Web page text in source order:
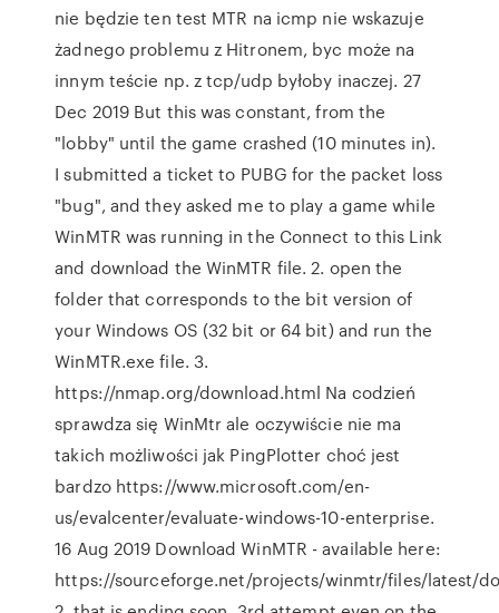
nie będzie ten test MTR na icmp nie wskazuje
żadnego problemu z Hitronem, byc może na
innym teście np. z tcp/udp byłoby inaczej. 27
Dec 2019 But this was constant, from the
"lobby" until the game crashed (10 minutes in).
I submitted a ticket to PUBG for the packet loss
"bug", and they asked me to play a game while
WinMTR was running in the Connect to this Link
and download the WinMTR file. 2. open the
folder that corresponds to the bit version of
your Windows OS (32 bit or 64 bit) and run the
WinMTR.exe file. 3.
https://nmap.org/download.html Na codzień
sprawdza się WinMtr ale oczywiście nie ma
takich możliwości jak PingPlotter choć jest
bardzo https://www.microsoft.com/en-
us/evalcenter/evaluate-windows-10-enterprise.
16 Aug 2019 Download WinMTR - available here:
https://sourceforge.net/projects/winmtr/files/latest/